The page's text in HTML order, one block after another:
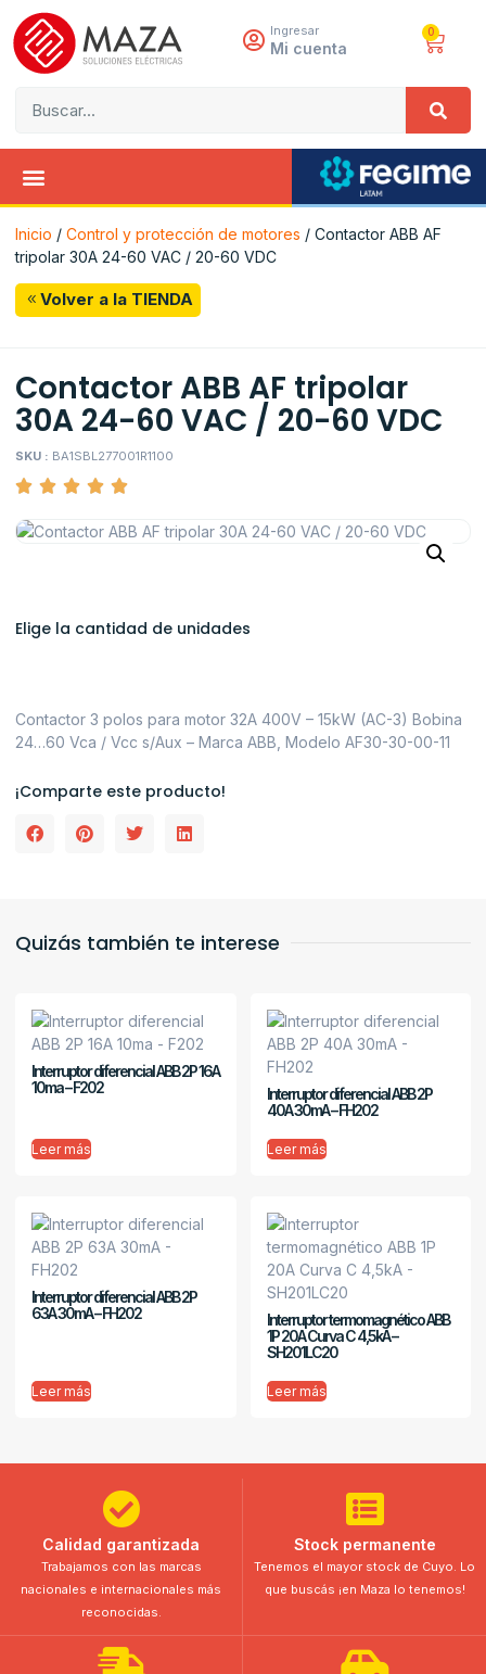
Ingresar
Mi cuenta
0
Inicio / Control y protección de motores / Contactor ABB AF
tripolar 30A 24-60 VAC / 20-60 VDC
Volver a la TIENDA
Contactor ABB AF tripolar
30A 24-60 VAC / 20-60 VDC
SKU : BA1SBL277001R1100
Elige la cantidad de unidades
Contactor 3 polos para motor 32A 400V – 15kW (AC-3) Bobina
24…60 Vca / Vcc s/Aux – Marca ABB, Modelo AF30-30-00-11
¡Comparte este producto!
Quizás también te interese
Interruptor diferencial ABB 2P 16A
10ma – F202
Leer más
Interruptor diferencial ABB 2P
40A 30mA – FH202
Leer más
Interruptor diferencial ABB 2P
63A 30mA – FH202
Leer más
Interruptor termomagnético ABB
1P 20A Curva C 4,5kA –
SH201LC20
Leer más
Calidad garantizada
Trabajamos con las marcas
nacionales e internacionales más
reconocidas.
Stock permanente
Tenemos el mayor stock de Cuyo. Lo
que buscás ¡en Maza lo tenemos!